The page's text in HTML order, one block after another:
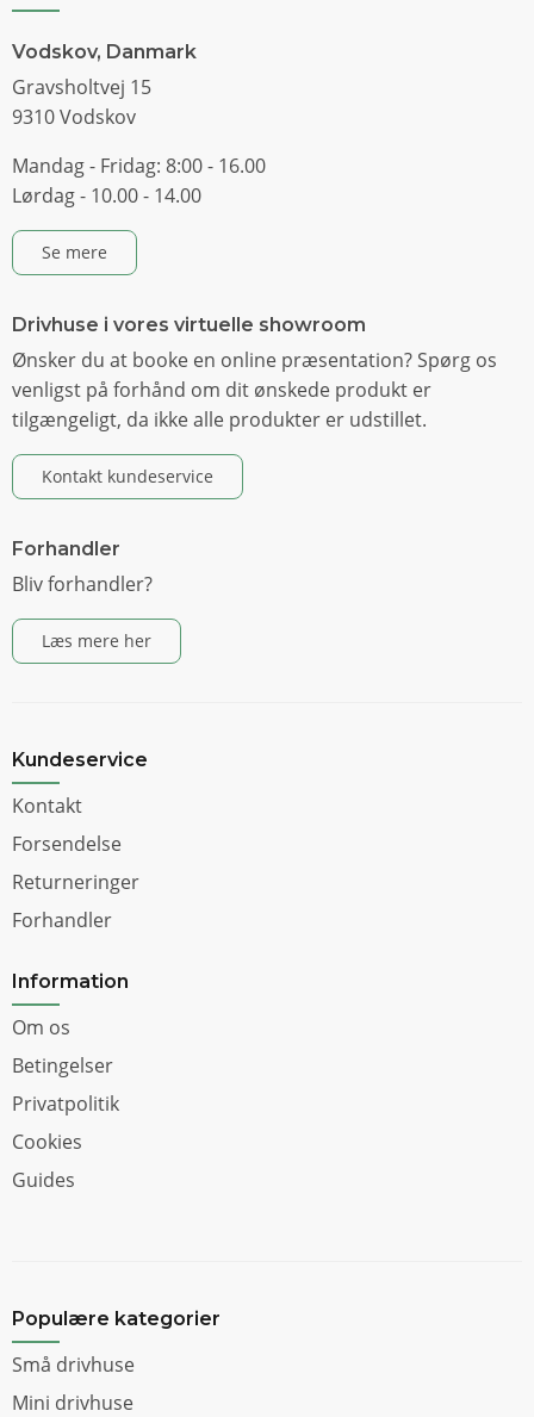
Vodskov, Danmark
Gravsholtvej 15
9310 Vodskov
Mandag - Fridag: 8:00 - 16.00
Lørdag - 10.00 - 14.00
Se mere
Drivhuse i vores virtuelle showroom
Ønsker du at booke en online præsentation? Spørg os
venligst på forhånd om dit ønskede produkt er
tilgængeligt, da ikke alle produkter er udstillet.
Kontakt kundeservice
Forhandler
Bliv forhandler?
Læs mere her
Kundeservice
Kontakt
Forsendelse
Returneringer
Forhandler
Information
Om os
Betingelser
Privatpolitik
Cookies
Guides
Populære kategorier
Små drivhuse
Mini drivhuse